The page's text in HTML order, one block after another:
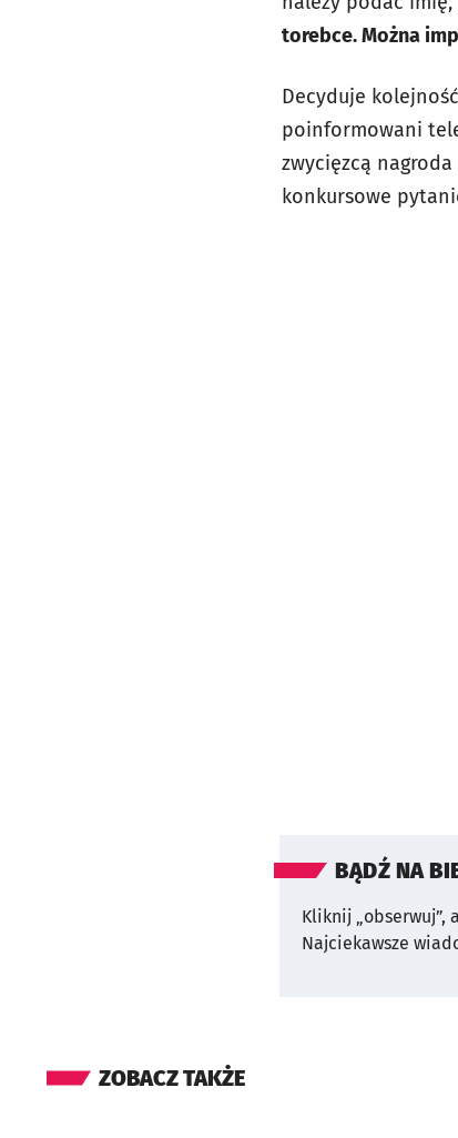
torebce. Można
Decyduje
poinformowani
zwycięzcą
konkursowe
BĄDŹ NA
Kliknij „obserwuj”,
Najciekawsze
ZOBACZ TAKŻE